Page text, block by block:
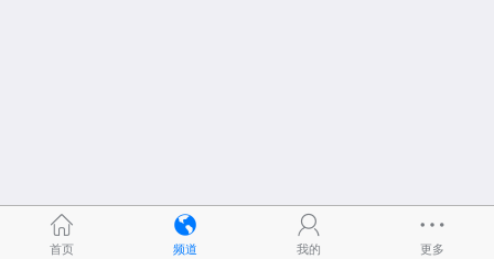
首页 频道 我的 更多